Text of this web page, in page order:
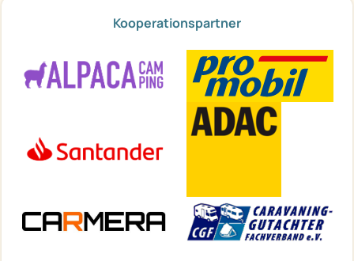
Kooperationspartner